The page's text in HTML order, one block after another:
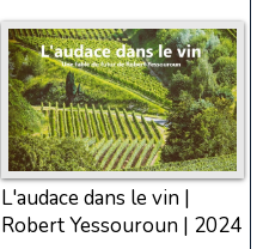
L'audace dans le vin |
Robert Yessouroun | 2024